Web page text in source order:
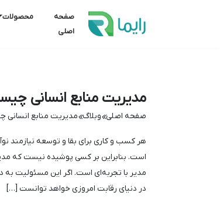
صفحه
اصلی
محصولات
مدیریت منابع انسانی
صفحه اصلیوبلاگمدیریت منابع
هر کسب و کاری برای بقا و توسعه نیازمند
است. بنابراین بر کسی پوشیده نیست که
مدیر با تجربه‌ای است. اگر این مسئولیت
در دنیای رقابت امروزی خواهد توانست […]